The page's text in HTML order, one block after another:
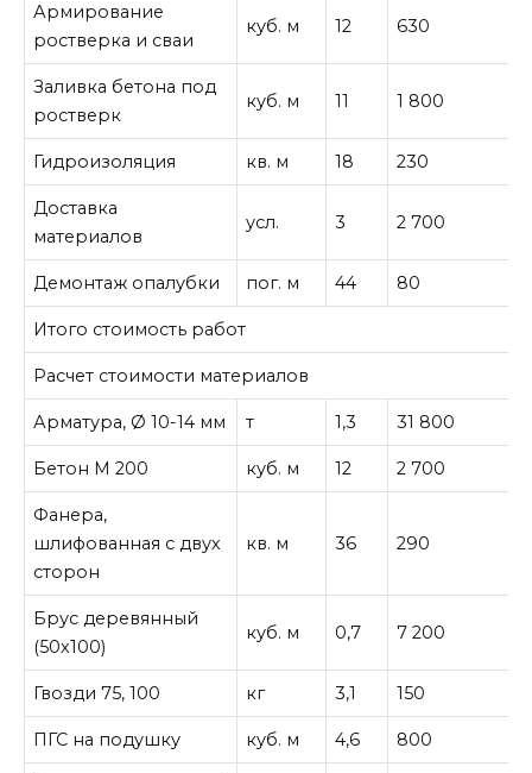
Армирование
ростверка и сваи
куб. м 12 630
Заливка бетона под
ростверк
куб. м 11 1 800
Гидроизоляция кв. м 18 230
Доставка
материалов
усл. 3 2 700
Демонтаж опалубки пог. м 44 80
Итого стоимость работ
Расчет стоимости материалов
Арматура, Ø 10-14 мм т 1,3 31 800
Бетон М 200 куб. м 12 2 700
Фанера,
шлифованная с двух
сторон
кв. м 36 290
Брус деревянный
(50х100)
куб. м 0,7 7 200
Гвозди 75, 100 кг 3,1 150
ПГС на подушку куб. м 4,6 800